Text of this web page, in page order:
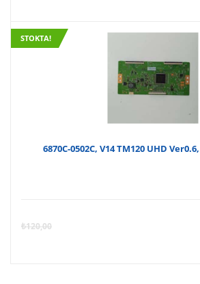
STOKTA!
6870C-0502C, V14 TM120 UHD
₺120,00